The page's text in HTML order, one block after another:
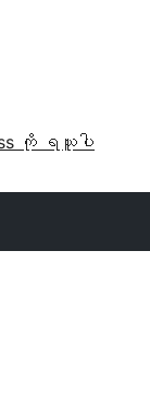
ကို ရယူပါ